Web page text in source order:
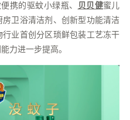
携的驱蚊小绿瓶、
贝贝健蜜儿
房卫浴清洁剂、创新型功能清洁
业首创分区琐鲜包装工艺冻干
力进一步提高。